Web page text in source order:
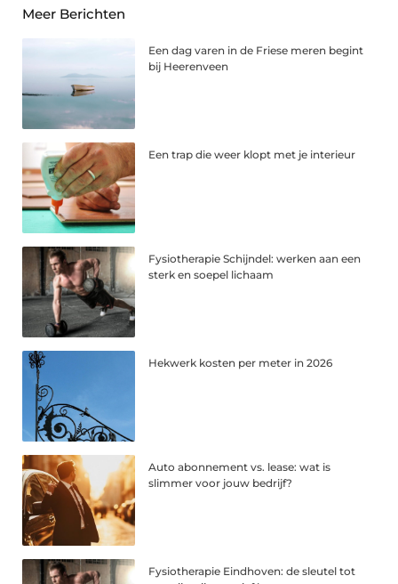
Meer Berichten
Een dag varen in de Friese meren begint
bij Heerenveen
Een trap die weer klopt met je interieur
Fysiotherapie Schijndel: werken aan een
sterk en soepel lichaam
Hekwerk kosten per meter in 2026
Auto abonnement vs. lease: wat is
slimmer voor jouw bedrijf?
Fysiotherapie Eindhoven: de sleutel tot